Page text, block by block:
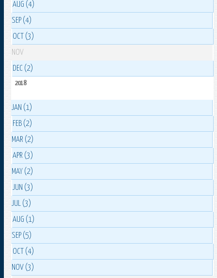
AUG (4)
SEP (4)
OCT (3)
NOV
DEC (2)
2018
JAN (1)
FEB (2)
MAR (2)
APR (3)
MAY (2)
JUN (3)
JUL (3)
AUG (1)
SEP (5)
OCT (4)
NOV (3)